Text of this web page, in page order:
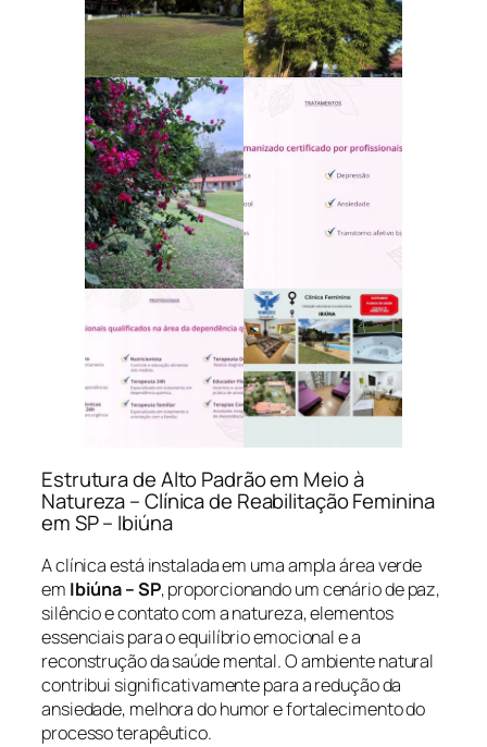
Estrutura de Alto Padrão em Meio à
Natureza – Clínica de Reabilitação Feminina
em SP – Ibiúna
A clínica está instalada em uma ampla área verde
em Ibiúna – SP, proporcionando um cenário de paz,
silêncio e contato com a natureza, elementos
essenciais para o equilíbrio emocional e a
reconstrução da saúde mental. O ambiente natural
contribui significativamente para a redução da
ansiedade, melhora do humor e fortalecimento do
processo terapêutico.